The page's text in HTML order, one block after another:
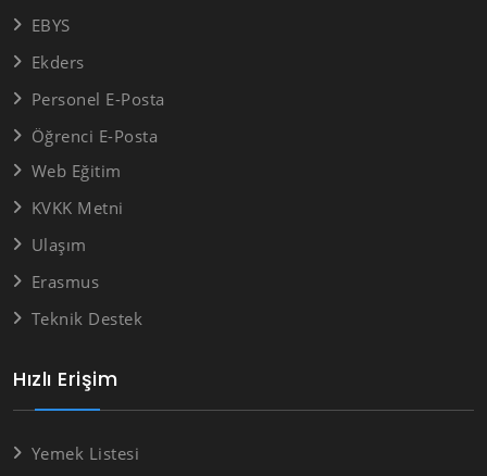
Hızlı Erişim
Yemek Listesi
EBYS
Ekders
Personel E-Posta
Öğrenci E-Posta
Web Eğitim
KVKK Metni
Ulaşım
Erasmus
Teknik Destek